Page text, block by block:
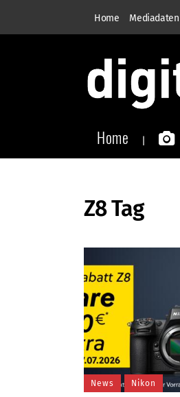
Home Mediadaten
Home
Z8 Tag
News Nikon